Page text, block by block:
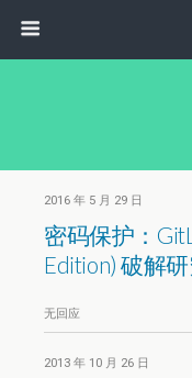
2016 年 5 月 29 日
密码保护：
Edition) 破解
无回应
2013 年 10 月 26 日